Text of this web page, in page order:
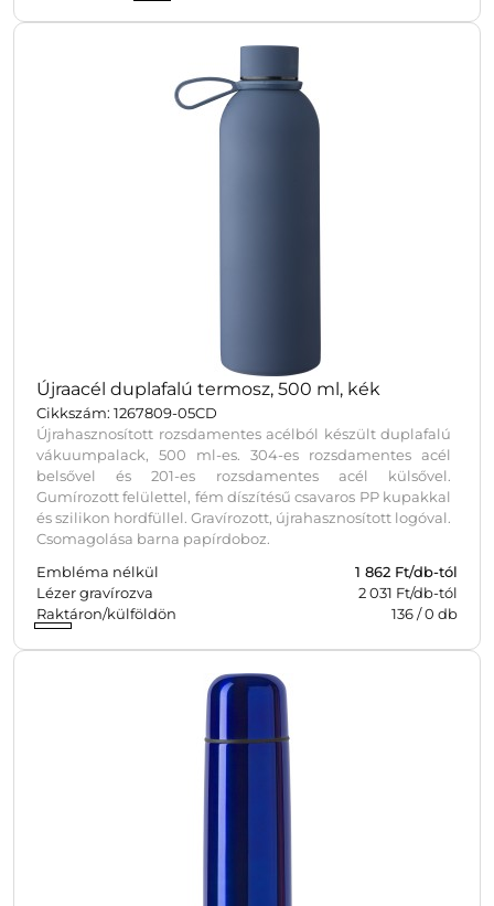
Újraacél duplafalú termosz, 500 ml, kék
Cikkszám: 1267809-05CD
Újrahasznosított rozsdamentes acélból készült duplafalú
vákuumpalack, 500 ml-es. 304-es rozsdamentes acél
belsővel és 201-es rozsdamentes acél külsővel.
Gumírozott felülettel, fém díszítésű csavaros PP kupakkal
és szilikon hordfüllel. Gravírozott, újrahasznosított logóval.
Csomagolása barna papírdoboz.
Embléma nélkül
1 862 Ft/db-tól
Lézer gravírozva
2 031 Ft/db-tól
Raktáron/külföldön
136/0 db